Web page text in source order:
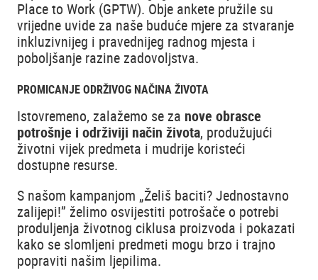
Place to Work (GPTW). Obje ankete pružile su
vrijedne uvide za naše buduće mjere za stvaranje
inkluzivnijeg i pravednijeg radnog mjesta i
poboljšanje razine zadovoljstva.
PROMICANJE ODRŽIVOG NAČINA ŽIVOTA
Istovremeno, zalažemo se za nove obrasce
potrošnje i održiviji način života, produžujući
životni vijek predmeta i mudrije koristeći
dostupne resurse.
S našom kampanjom „Želiš baciti? Jednostavno
zalijepi!” želimo osvijestiti potrošače o potrebi
produljenja životnog ciklusa proizvoda i pokazati
kako se slomljeni predmeti mogu brzo i trajno
popraviti našim ljepilima.